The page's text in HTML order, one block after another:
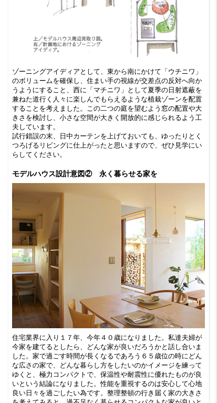
ゾーニングアイディアとして、東から南にかけて「ウチニワ」
のボリュームを確保し、住まい手の視線が交差点の反対へ向か
うようにすること、西に「マチニワ」として夏季の日射遮蔽を
兼ねた道行く人々に楽しんでもらえるような植栽ゾーンを配置
することを考えました。この二つの庭を望むよう窓の配置や大
きさを検討し、小さな空間が大きく開放的に感じられるよう工
夫しています。
試行錯誤の末、日中カーテンを上げておいても、ゆったりとく
つろげるリビングに仕上がったと思いますので、ぜひ見学にい
らしてください。
モデルハウス設計意図② 永く暮らせる家を
住宅業界に入り１７年、今年４０歳になりました。私達夫婦が
今家を建てるとしたら、どんな家が良いだろうかと話し合いま
した。家で過ごす時間が長くなるであろう６５歳位の時にどん
な広さの家で、どんな暮らし方をしたいのかイメージを練って
ゆくと、極力コンパクトで、保温性や耐震性に優れたものが良
いという結論になりました。性能を重視するのは安心して心地
良い日々を過ごしたい為です。整理整頓の行き届く家の大きさ